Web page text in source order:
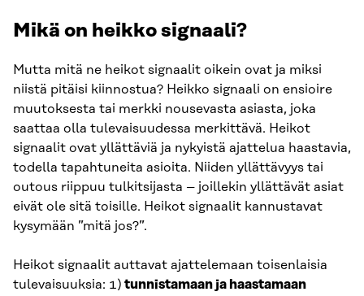
Mikä on heikko signaali?
Mutta mitä ne heikot signaalit oikein ovat ja miksi
niistä pitäisi kiinnostua? Heikko signaali on ensioire
muutoksesta tai merkki nousevasta asiasta, joka
saattaa olla tulevaisuudessa merkittävä. Heikot
signaalit ovat yllättäviä ja nykyistä ajattelua haastavia,
todella tapahtuneita asioita. Niiden yllättävyys tai
outous riippuu tulkitsijasta – joillekin yllättävät asiat
eivät ole sitä toisille. Heikot signaalit kannustavat
kysymään ”mitä jos?”.
Heikot signaalit auttavat ajattelemaan toisenlaisia
tulevaisuuksia: 1) tunnistamaan ja haastamaan